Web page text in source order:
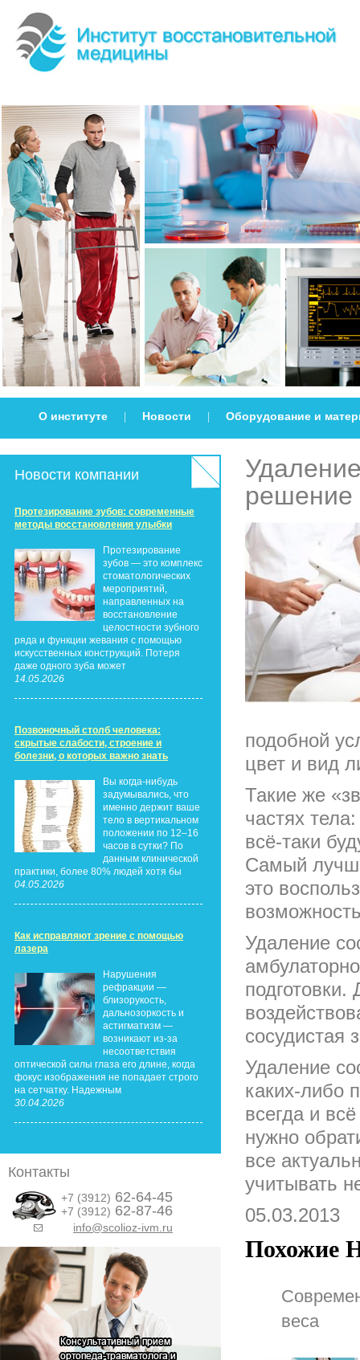
О институте Новости Оборудование и
Новости компании
Протезирование зубов: современные
методы восстановления улыбки
Протезирование
зубов — это комплекс
стоматологических
мероприятий,
направленных на
восстановление
целостности зубного
ряда и функции жевания с помощью
искусственных конструкций. Потеря
даже одного зуба может
14.05.2026
Позвоночный столб человека:
скрытые слабости, строение и
болезни, о которых важно знать
Вы когда-нибудь
задумывались, что
именно держит ваше
тело в вертикальном
положении по 12–16
часов в сутки? По
данным клинической
практики, более 80% людей хотя бы
04.05.2026
Как исправляют зрение с помощью
лазера
Нарушения
рефракции —
близорукость,
дальнозоркость и
астигматизм —
возникают из-за
несоответствия
оптической силы глаза его длине, когда
фокус изображения не попадает строго
на сетчатку. Надежным
30.04.2026
Контакты
+7 (3912) 62-64-45
+7 (3912) 62-87-46
info@scolioz-ivm.ru
подобной
цвет и вид
Такие же
частях
всё-таки
Самый
это
Удаление
подготовки.
сосудистая
Удаление
каких-либо
всегда и
нужно
все
учитывать
05.03.2013
Похожие
веса